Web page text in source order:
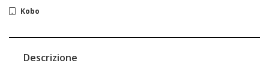
Kobo
Descrizione